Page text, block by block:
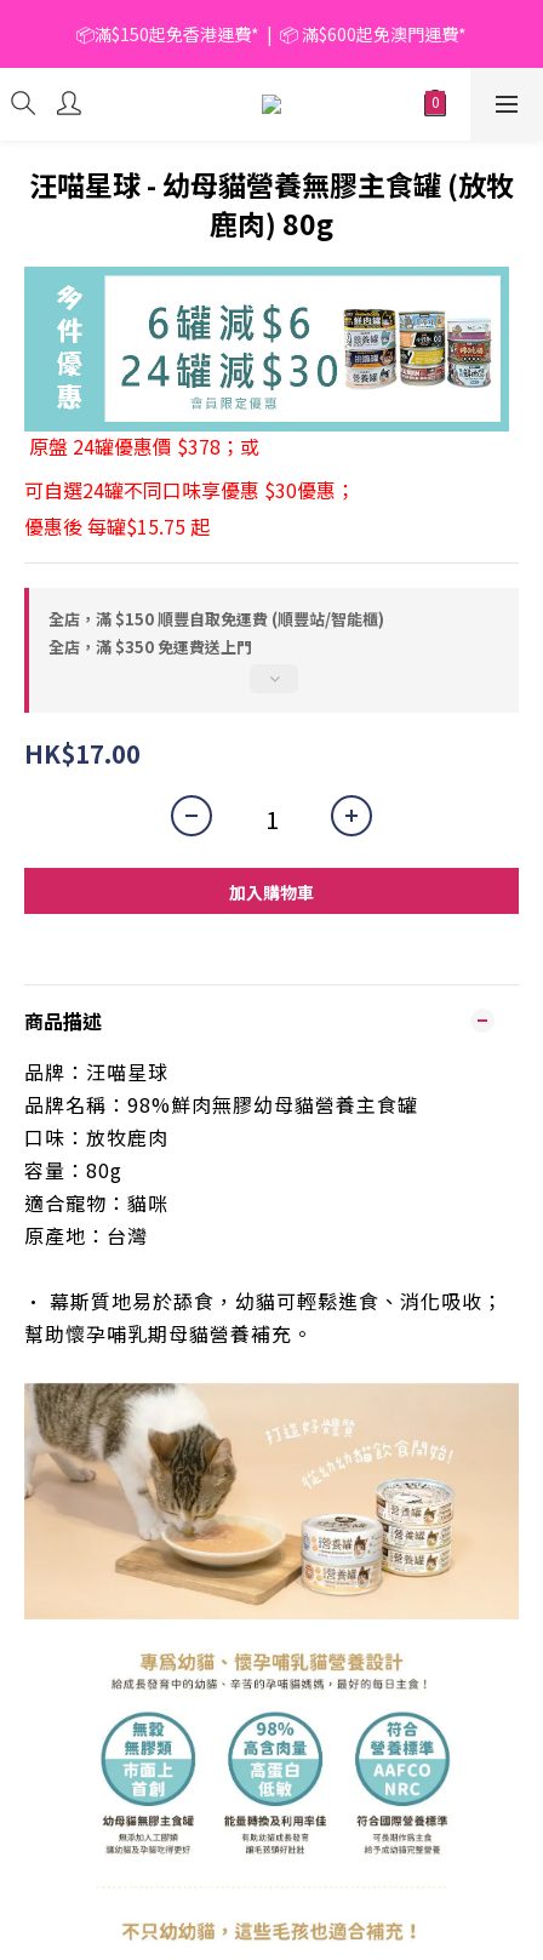
📦滿$150起免香港運費*  |  📦 滿$600起免澳門運費*
📦滿$150起免香港運費*  |  📦 滿$600起免澳門運費*
🥫 罐頭優惠 | 任選* 6件 即減 $6 |  任選* 24件 即減 $30 🥫 (按此了
解更多)
📦滿$150起免香港運費*  |  📦 滿$600起免澳門運費*
汪喵星球 - 幼母貓營養無膠主食罐 (放牧
鹿肉) 80g
原盤 24罐優惠價 $378；或
可自選24罐不同口味享優惠 $30優惠；
優惠後 每罐$15.75 起
全店，滿 $150 順豐自取免運費 (順豐站/智能櫃)
全店，滿 $350 免運費送上門
HK$17.00
加入購物車
商品描述
品牌：汪喵星球
品牌名稱：98%鮮肉無膠幼母貓營養主食罐
口味： 放牧鹿肉
容量： 80g
適合寵物： 貓咪
原產地：台灣
• 幕斯質地易於舔食，幼貓可輕鬆進食、消化吸收；
幫助懷孕哺乳期母貓營養補充。